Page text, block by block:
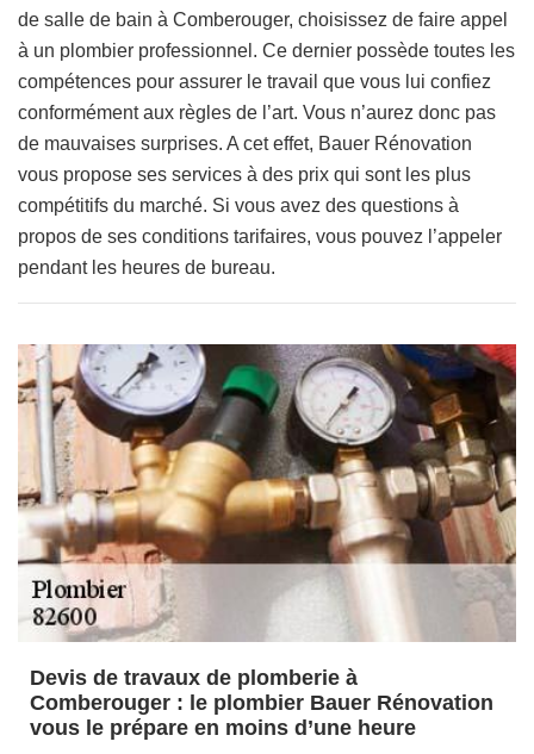
de salle de bain à Comberouger, choisissez de faire appel
à un plombier professionnel. Ce dernier possède toutes les
compétences pour assurer le travail que vous lui confiez
conformément aux règles de l’art. Vous n’aurez donc pas
de mauvaises surprises. A cet effet, Bauer Rénovation
vous propose ses services à des prix qui sont les plus
compétitifs du marché. Si vous avez des questions à
propos de ses conditions tarifaires, vous pouvez l’appeler
pendant les heures de bureau.
Devis de travaux de plomberie à
Comberouger : le plombier Bauer Rénovation
vous le prépare en moins d’une heure